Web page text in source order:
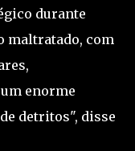
durante
maltratado, com
enorme
detritos", disse